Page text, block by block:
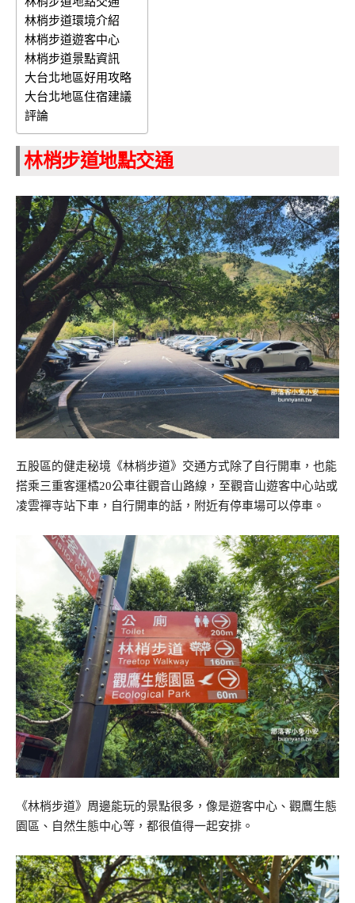
林梢步道環境介紹
林梢步道遊客中心
林梢步道景點資訊
大台北地區好用攻略
大台北地區住宿建議
評論
林梢步道地點交通
五股區的健走秘境《林梢步道》交通方式除了自行開車，也能
搭乘三重客運橘20公車往觀音山路線，至觀音山遊客中心站或
凌雲禪寺站下車，自行開車的話，附近有停車場可以停車。
《林梢步道》周邊能玩的景點很多，像是遊客中心、觀鷹生態
園區、自然生態中心等，都很值得一起安排。